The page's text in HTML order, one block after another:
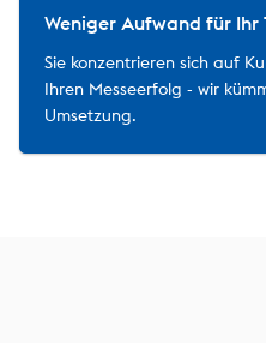
Weniger Aufwand für Ihr
Sie konzentrieren sich auf
Ihren Messeerfolg - wir
Umsetzung.